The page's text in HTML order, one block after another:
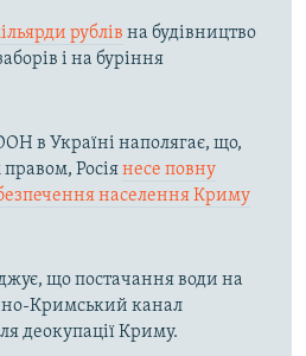
рублів на будівництво
і на буріння
в Україні наполягає, що,
Росіянесе повну
населення Криму
що постачання води на
Кримський канал
деокупації Криму.